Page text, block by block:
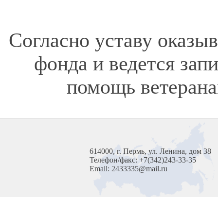
Согласно уставу
фонда и ведется
помощь
614000, г. Пермь, ул. Ленина, дом 38
Телефон/факс: +7(342)243-33-35
Email: 2433335@mail.ru